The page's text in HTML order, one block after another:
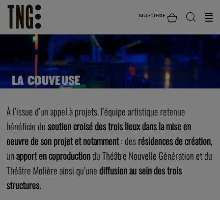
BILLETTERIE
LA COUVEUSE
À l’issue d’un appel à projets, l’équipe artistique retenue
bénéficie dusoutien croisé des trois lieux dans la mise en
oeuvre de son projet et notamment: desrésidences de création,
unapport en coproductiondu Théâtre Nouvelle Génération et du
Théâtre Molière ainsi qu’une diffusion au sein des trois
structures.